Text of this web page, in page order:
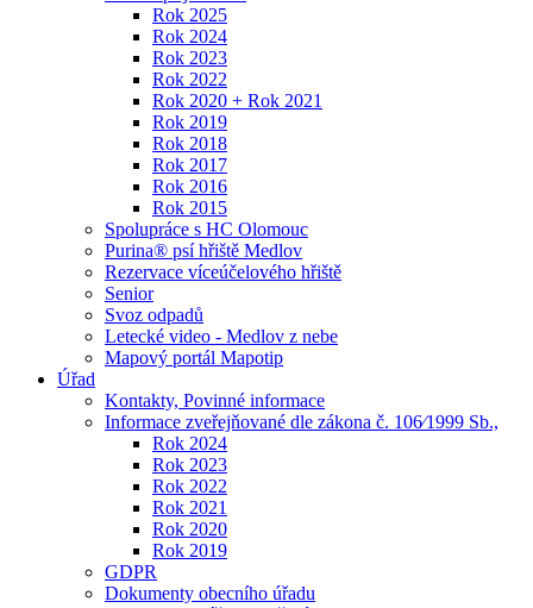
Rok 2025
Rok 2024
Rok 2023
Rok 2022
Rok 2020 + Rok 2021
Rok 2019
Rok 2018
Rok 2017
Rok 2016
Rok 2015
Spolupráce s HC Olomouc
Purina® psí hřiště Medlov
Rezervace víceúčelového hřiště
Senior
Svoz odpadů
Letecké video - Medlov z nebe
Mapový portál Mapotip
Úřad
Kontakty, Povinné informace
Informace zveřejňované dle zákona č. 106⁄1999 Sb.,
Rok 2024
Rok 2023
Rok 2022
Rok 2021
Rok 2020
Rok 2019
GDPR
Dokumenty obecního úřadu